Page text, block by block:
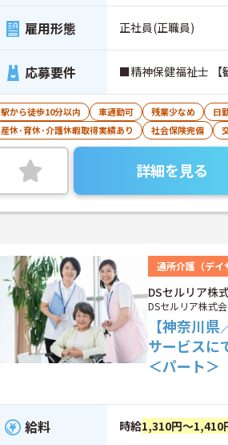
雇用形態 正社員(正職員)
応募要件 ■精神保健福祉士 【
駅から徒歩10分以内 車通勤可 残業少なめ 日
産休･育休･介護休暇取得実績あり
社会保険完備
詳細を見る
通所介護（デイ
DSセルリア株
DSセルリア株式
【神奈川
サービスに
＜パート＞
給料 時給1,310円～1,410